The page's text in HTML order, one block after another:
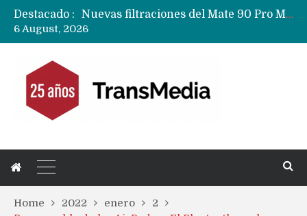
Destacado :
Nuevas filtraciones del Mate 90 Pro Max apuntan a potenciar las cámaras y pantalla OLED doble capa
6 August, 2026
Home 2022 enero
2